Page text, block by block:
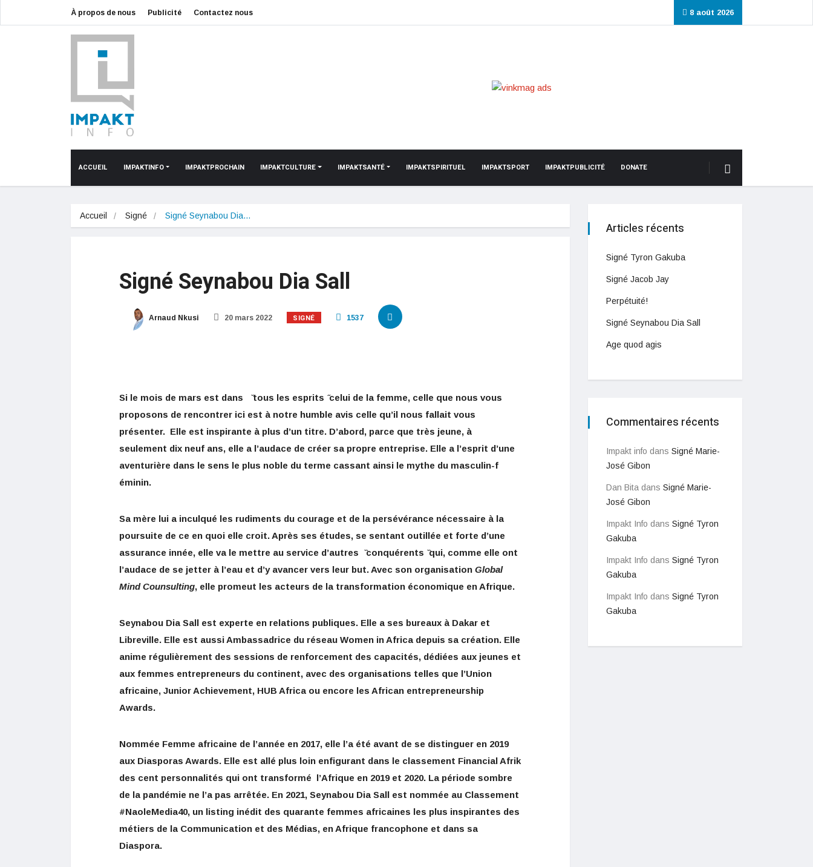
À propos de nous Publicité Contactez nous 8 août 2026
ACCUEIL IMPAKTINFO IMPAKTPROCHAIN IMPAKTCULTURE IMPAKTSANTÉ IMPAKTSPIRITUEL IMPAKTSPORT IMPAKTPUBLICITÉ DONATE
Accueil Signé Signé Seynabou Dia…
Signé Seynabou Dia Sall
Arnaud Nkusi 20 mars 2022 SIGNÉ 1537
Si le mois de mars est dans ̏tous les esprits ̋celui de la femme, celle que nous vous
proposons de rencontrer ici est à notre humble avis celle qu’il nous fallait vous
présenter. Elle est inspirante à plus d’un titre. D’abord, parce que très jeune, à
seulement dix neuf ans, elle a l’audace de créer sa propre entreprise. Elle a l’esprit d’une
aventurière dans le sens le plus noble du terme cassant ainsi le mythe du masculin-f
éminin.
Sa mère lui a inculqué les rudiments du courage et de la persévérance nécessaire à la
poursuite de ce en quoi elle croit. Après ses études, se sentant outillée et forte d’une
assurance innée, elle va le mettre au service d’autres ̏conquérents ̏qui, comme elle ont
l’audace de se jetter à l’eau et d’y avancer vers leur but. Avec son organisation Global
Mind Counsulting, elle promeut les acteurs de la transformation économique en Afrique.
Seynabou Dia Sall est experte en relations publiques. Elle a ses bureaux à Dakar et
Libreville. Elle est aussi Ambassadrice du réseau Women in Africa depuis sa création. Elle
anime régulièrement des sessions de renforcement des capacités, dédiées aux jeunes et
aux femmes entrepreneurs du continent, avec des organisations telles que l’Union
africaine, Junior Achievement, HUB Africa ou encore les African entrepreneurship
Awards.
Nommée Femme africaine de l’année en 2017, elle l’a été avant de se distinguer en 2019
aux Diasporas Awards. Elle est allé plus loin enfigurant dans le classement Financial Afrik
des cent personnalités qui ont transformé l’Afrique en 2019 et 2020. La période sombre
de la pandémie ne l’a pas arrêtée. En 2021, Seynabou Dia Sall est nommée au Classement
#NaoleMedia40, un listing inédit des quarante femmes africaines les plus inspirantes des
métiers de la Communication et des Médias, en Afrique francophone et dans sa
Diaspora.
Articles récents
Signé Tyron Gakuba
Signé Jacob Jay
Perpétuité!
Signé Seynabou Dia Sall
Age quod agis
Commentaires récents
Impakt info dans Signé Marie-
José Gibon
Dan Bita dans Signé Marie-
José Gibon
Impakt Info dans Signé Tyron
Gakuba
Impakt Info dans Signé Tyron
Gakuba
Impakt Info dans Signé Tyron
Gakuba